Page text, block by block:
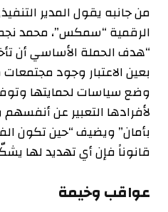
من جانبه يقول المدير
الرقمية “سمكس”، محمد
“هدف الحملة الأساسي أن
بعين الاعتبار وجود
وضع سياسات لحمايتها
لأفرادها التعبير عن
بأمان” ويضيف “حين تكون
قانوناً فإن أي تهديد لها
عواقب وخيمة